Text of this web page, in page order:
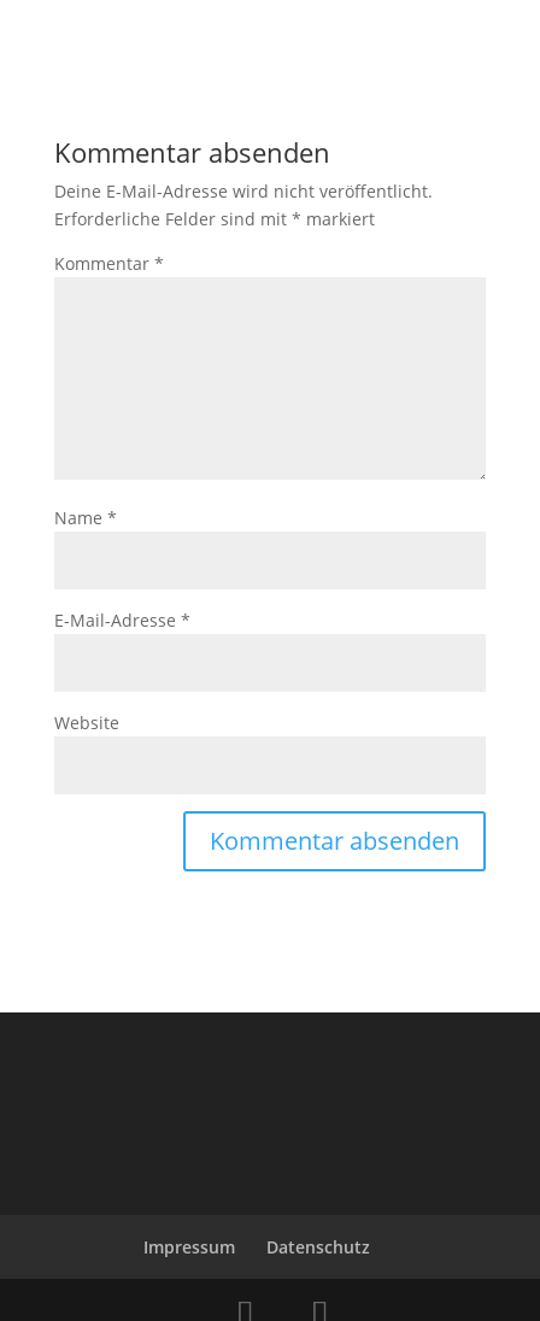
Kommentar absenden
Deine E-Mail-Adresse wird nicht veröffentlicht.
Erforderliche Felder sind mit * markiert
Kommentar *
Name *
E-Mail-Adresse *
Website
Impressum Datenschutz